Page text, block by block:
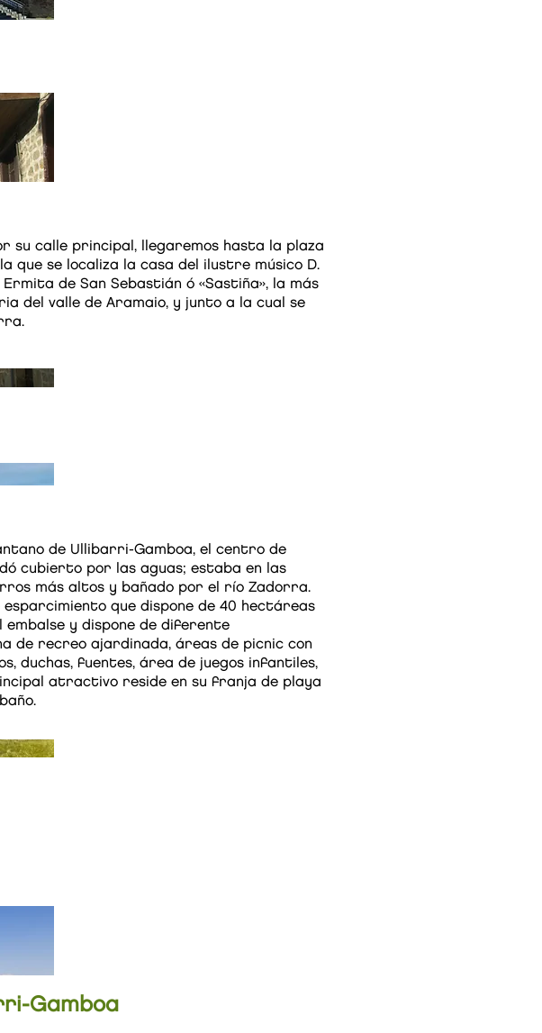
su calle principal, llegaremos hasta la plaza
que se localiza la casa del ilustre músico D.
de San Sebastián ó «Sastiña», la más
del valle de Aramaio, y junto a la cual se
de Ullibarri-Gamboa, el centro de
cubierto por las aguas; estaba en las
más altos y bañado por el río Zadorra.
esparcimiento que dispone de 40 hectáreas
y dispone de diferente
de recreo ajardinada, áreas de picnic con
duchas, fuentes, área de juegos infantiles,
atractivo reside en su franja de playa
Gamboa